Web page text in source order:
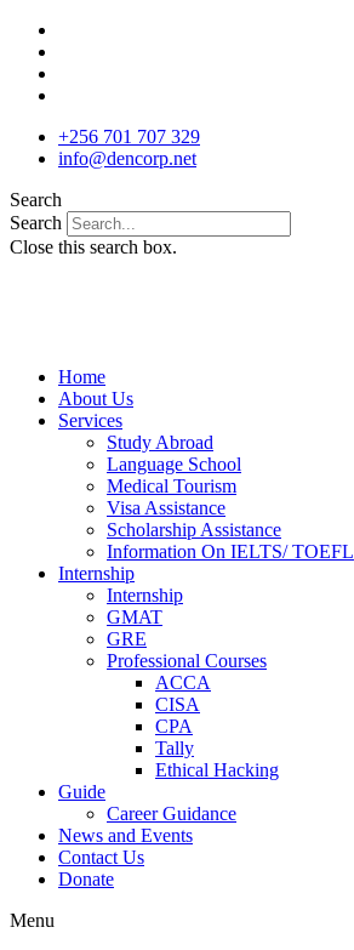
Skip
content
+256 701 707 329
info@dencorp.net
Search
Search
Close this search box.
Home
About Us
Services
Study Abroad
Language School
Medical Tourism
Visa Assistance
Scholarship Assistance
Information On IELTS/ TOEFL
Internship
Internship
GMAT
GRE
Professional Courses
ACCA
CISA
CPA
Tally
Ethical Hacking
Guide
Career Guidance
News and Events
Contact Us
Donate
Menu